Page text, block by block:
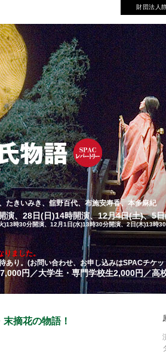
財団法人
たきいみき、舘野百代、布施安寿香、本多麻紀
演、28日(日)14時開演、12月4日(土)、5
)13時30分開演、12月1日(水)13時30分開演、2日(木)13時
ました。
り。(お問い合わせ、お申し込みはSPACチケ
円／大学生・専門学校生2,000円／高
摘花の物語！